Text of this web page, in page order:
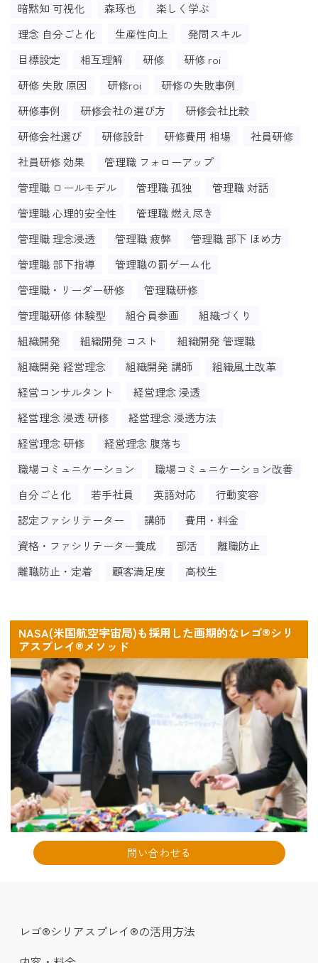
暗黙知 可視化
森琢也
楽しく学ぶ
理念 自分ごと化
生産性向上
発問スキル
目標設定
相互理解 研修
研修 roi
研修 失敗 原因
研修roi
研修の失敗事例
研修事例
研修会社の選び方
研修会社比較
研修会社選び
研修設計 研修費用 相場
社員研修
社員研修 効果
管理職 フォローアップ
管理職 ロールモデル
管理職 孤独
管理職 対話
管理職 心理的安全性
管理職 燃え尽き
管理職 理念浸透
管理職 疲弊
管理職 部下 ほめ方
管理職 部下指導
管理職の罰ゲーム化
管理職・リーダー研修
管理職研修
管理職研修 体験型
組合員参画
組織づくり
組織開発
組織開発 コスト
組織開発 管理職
組織開発 経営理念
組織開発 講師
組織風土改革
経営コンサルタント
経営理念 浸透
経営理念 浸透 研修
経営理念 浸透方法
経営理念 研修
経営理念 腹落ち
職場コミュニケーション
職場コミュニケーション改善
自分ごと化
若手社員 英語対応
行動変容
認定ファシリテーター
講師
費用・料金
資格・ファシリテーター養成
部活
離職防止
離職防止・定着
顧客満足度 高校生
NASA(米国航空宇宙局)も採用した画期的なレゴ®シリ
アスプレイ®メソッド
問い合わせる
レゴ®シリアスプレイ®の活用方法